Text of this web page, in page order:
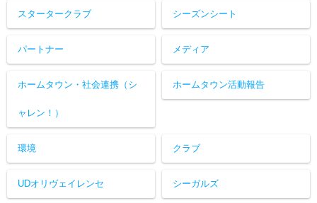
スタータークラブ シーズンシート
パートナー メディア
ホームタウン・社会連携（シ
ャレン！）
ホームタウン活動報告
環境 クラブ
UDオリヴェイレンセ シーガルズ